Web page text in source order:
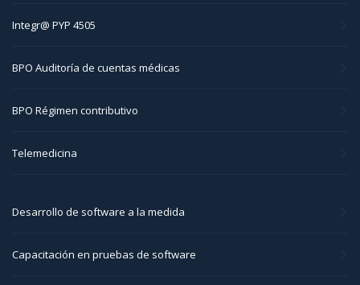
Integr@ PYP 4505
BPO Auditoría de cuentas médicas
BPO Régimen contributivo
Telemedicina
Desarrollo de software a la medida
Capacitación en pruebas de software